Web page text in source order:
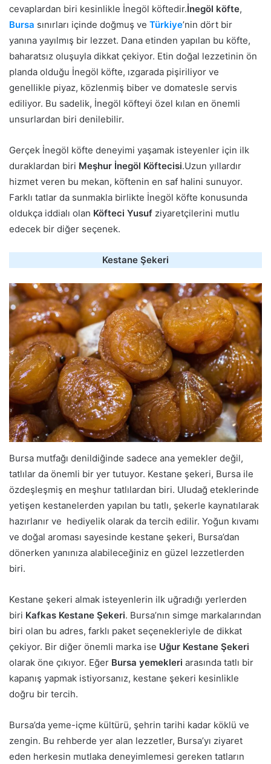
cevaplardan biri kesinlikle İnegöl köftedir.İnegöl köfte,
Bursa sınırları içinde doğmuş ve Türkiye’nin dört bir
yanına yayılmış bir lezzet. Dana etinden yapılan bu köfte,
baharatsız oluşuyla dikkat çekiyor. Etin doğal lezzetinin ön
planda olduğu İnegöl köfte, ızgarada pişiriliyor ve
genellikle piyaz, közlenmiş biber ve domatesle servis
ediliyor. Bu sadelik, İnegöl köfteyi özel kılan en önemli
unsurlardan biri denilebilir.
Gerçek İnegöl köfte deneyimi yaşamak isteyenler için ilk
duraklardan biri Meşhur İnegöl Köftecisi.Uzun yıllardır
hizmet veren bu mekan, köftenin en saf halini sunuyor.
Farklı tatlar da sunmakla birlikte İnegöl köfte konusunda
oldukça iddialı olan Köfteci Yusuf ziyaretçilerini mutlu
edecek bir diğer seçenek.
Kestane Şekeri
Bursa mutfağı denildiğinde sadece ana yemekler değil,
tatlılar da önemli bir yer tutuyor. Kestane şekeri, Bursa ile
özdeşleşmiş en meşhur tatlılardan biri. Uludağ eteklerinde
yetişen kestanelerden yapılan bu tatlı, şekerle kaynatılarak
hazırlanır ve hediyelik olarak da tercih edilir. Yoğun kıvamı
ve doğal aroması sayesinde kestane şekeri, Bursa’dan
dönerken yanınıza alabileceğiniz en güzel lezzetlerden
biri.
Kestane şekeri almak isteyenlerin ilk uğradığı yerlerden
biri Kafkas Kestane Şekeri. Bursa’nın simge markalarından
biri olan bu adres, farklı paket seçenekleriyle de dikkat
çekiyor. Bir diğer önemli marka ise Uğur Kestane Şekeri
olarak öne çıkıyor. Eğer Bursa yemekleri arasında tatlı bir
kapanış yapmak istiyorsanız, kestane şekeri kesinlikle
doğru bir tercih.
Bursa’da yeme-içme kültürü, şehrin tarihi kadar köklü ve
zengin. Bu rehberde yer alan lezzetler, Bursa’yı ziyaret
eden herkesin mutlaka deneyimlemesi gereken tatların